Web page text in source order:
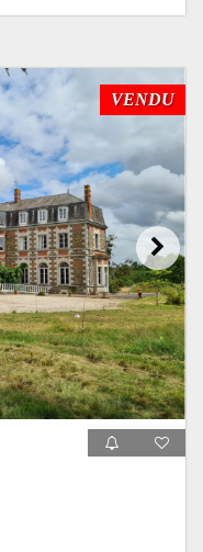
VENDU